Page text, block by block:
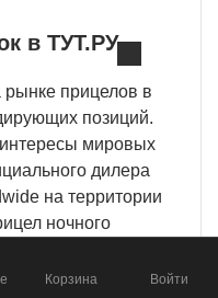
Корзина Войти
в ТУТ.РУ
рынке прицелов в
позиций.
мировых
дилера
на территории
ночного
в нашей
Вы получите
файлыв
вы